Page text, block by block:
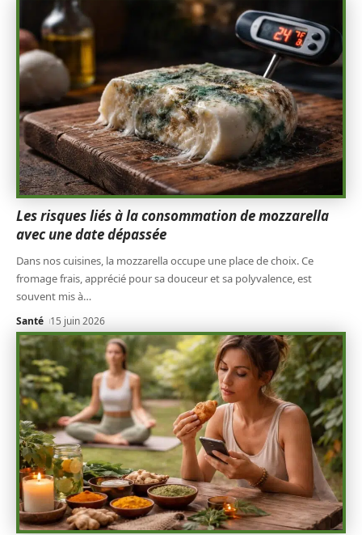
Les risques liés à la consommation de mozzarella
avec une date dépassée
Dans nos cuisines, la mozzarella occupe une place de choix. Ce
fromage frais, apprécié pour sa douceur et sa polyvalence, est
souvent mis à…
Santé 15 juin 2026